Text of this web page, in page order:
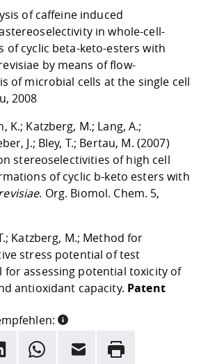
of caffeine induced
in whole-cell-
cyclic beta-keto-esters with
by means of flow-
of microbial cells at the single cell
2008
K.; Katzberg, M.; Lang, A.;
J.; Bley, T.; Bertau, M. (2007)
stereoselectivities of high cell
of cyclic b-keto esters with
. Org. Biomol. Chem. 5,
Katzberg, M.; Method for
stress potential of test
for assessing potential toxicity of
antioxidant capacity. Patent
WhatsappE-Mail Drucken